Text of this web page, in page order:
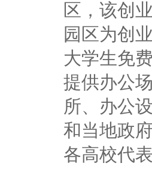
区，该创
园区为创
大学生免
提供办公
所、办公
和当地政
各高校代